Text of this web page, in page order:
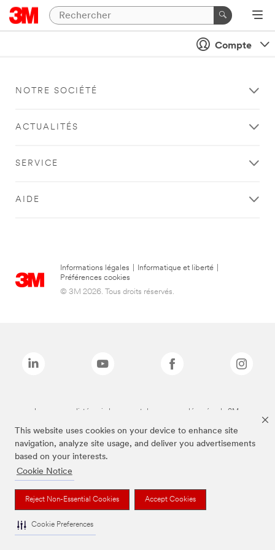
This website uses cookies on your device to enhance site
navigation, analyze site usage, and deliver you advertisements
based on your interests.
Cookie Notice
Reject Non-Essential Cookies Accept Cookies
Cookie Preferences
Compte
NOTRE SOCIÉTÉ
ACTUALITÉS
SERVICE
AIDE
Informations légales Informatique et liberté
Préférences cookies
© 3M 2026. Tous droits réservés.
Les marques listées ci-dessus sont des marques déposées de 3M.